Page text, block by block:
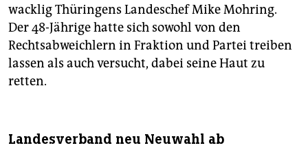
wacklig Thüringens Landeschef Mike Mohring.
Der 48-Jährige hatte sich sowohl von den
Rechtsabweichlern in Fraktion und Partei treiben
lassen als auch versucht, dabei seine Haut zu
retten.
Landesverband neu Neuwahl ab